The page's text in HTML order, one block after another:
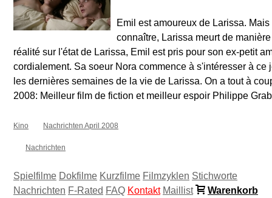
Emil est amoureux de Larissa.
connaître, Larissa meurt de
réalité sur l'état de Larissa, Emil est pris pour son ex-petit
cordialement. Sa soeur Nora commence à s'intéresser à
les dernières semaines de la vie de Larissa. On a tout à
2008: Meilleur film de fiction et meilleur espoir Philippe
Kino Nachrichten April 2008
Nachrichten
Spielfilme Dokfilme Kurzfilme Filmzyklen Stichworte
Nachrichten F-Rated FAQ Kontakt Maillist
Warenkorb